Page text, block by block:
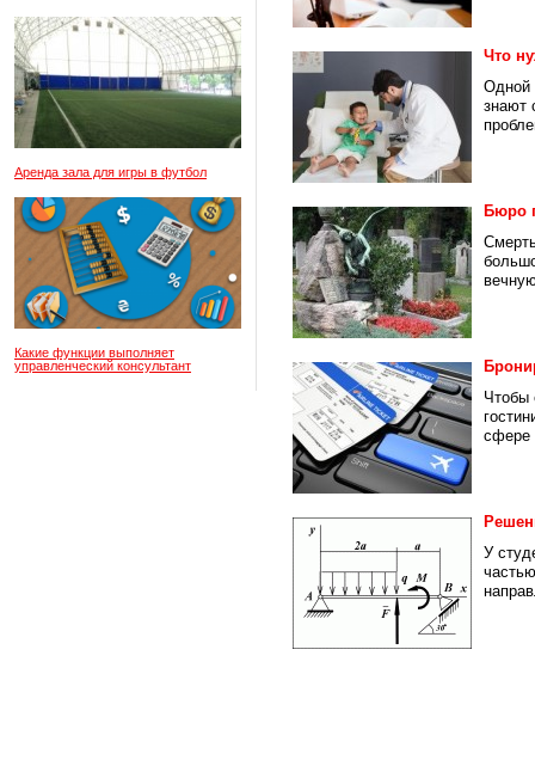
Аренда зала для игры в футбол
Какие функции выполняет
управленческий консультант
Что
Одной
знают
Бюро
Чтобы
сфере
У